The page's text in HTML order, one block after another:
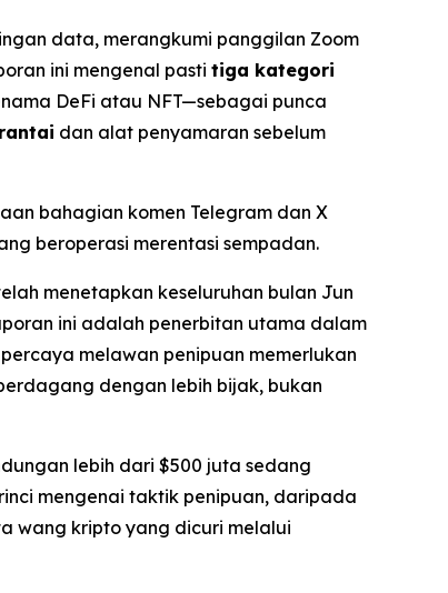
data, merangkumi panggilan Zoom
ini mengenal pasti tiga kategori
DeFi atau NFT—sebagai punca
dan alat penyamaran sebelum
bahagian komen Telegram dan X
beroperasi merentasi sempadan.
menetapkan keseluruhan bulan Jun
ini adalah penerbitan utama dalam
melawan penipuan memerlukan
dengan lebih bijak, bukan
lebih dari $500 juta sedang
mengenai taktik penipuan, daripada
wang kripto yang dicuri melalui